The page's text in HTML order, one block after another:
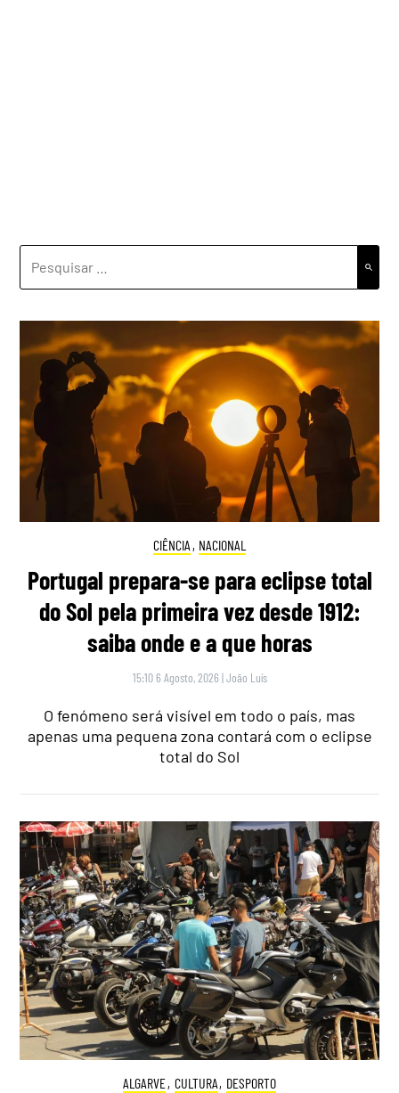
CIÊNCIA , NACIONAL
Portugal prepara-se para eclipse total
do Sol pela primeira vez desde 1912:
saiba onde e a que horas
15:10 6 Agosto, 2026 |João Luís
O fenómeno será visível em todo o país, mas
apenas uma pequena zona contará com o eclipse
total do Sol
ALGARVE, CULTURA, DESPORTO